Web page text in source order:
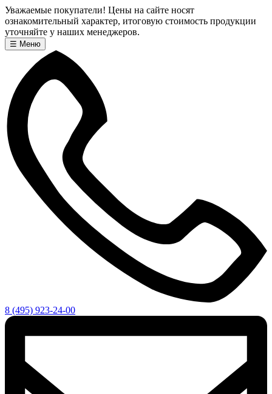
Уважаемые покупатели! Цены на сайте носят
ознакомительный характер, итоговую стоимость продукции
уточняйте у наших менеджеров.
☰ Меню
8 (495) 923-24-00